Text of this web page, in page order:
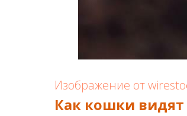
Изображение от
Как кошки видят